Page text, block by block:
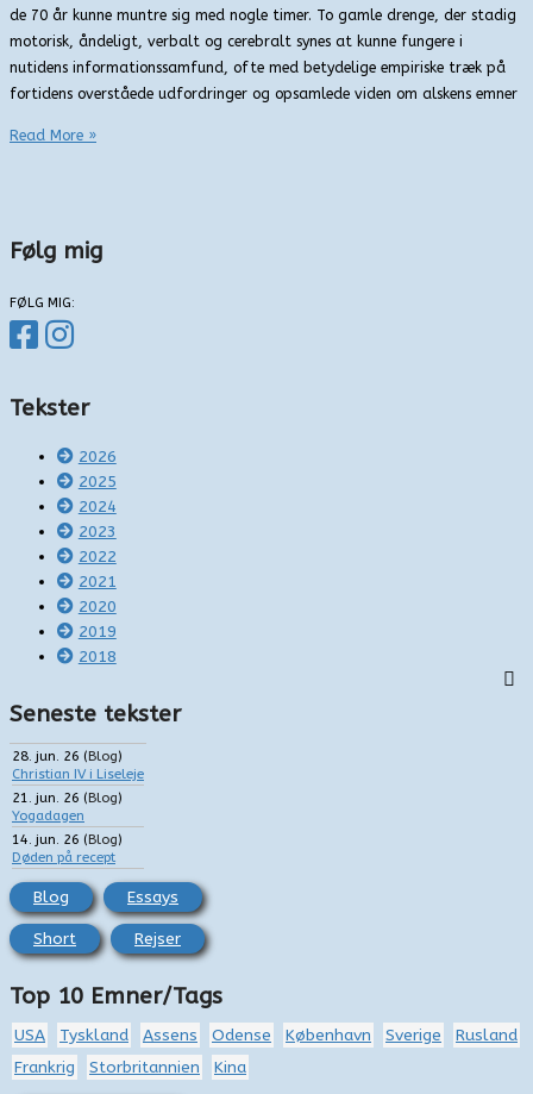
de 70 år kunne muntre sig med nogle timer. To gamle drenge, der stadig
motorisk, åndeligt, verbalt og cerebralt synes at kunne fungere i
nutidens informationssamfund, ofte med betydelige empiriske træk på
fortidens overståede udfordringer og opsamlede viden om alskens emner
Den
retrospektivt
Read More »
Følg mig
FØLG MIG:
Tekster
2026
2025
2024
2023
2022
2021
2020
2019
2018
Seneste tekster
28. jun. 26 (Blog)
Christian IV i Liseleje
21. jun. 26 (Blog)
Yogadagen
14. jun. 26 (Blog)
Døden på recept
Blog Essays
Short Rejser
Top 10 Emner/Tags
USA Tyskland Assens Odense København Sverige
Rusland
Frankrig
Storbritannien Kina